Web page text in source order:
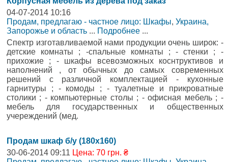
04-07-2014 10:16
Продам, предлагаю - частное лицо: Шкафы, Украина,
Запорожье и область ... Подробнее ...
Спектр изготавливаемой нами продукции очень широк: -
детские комнаты ; -спальные комнаты ; - стенки ; -
прихожие ; - шкафы всевозможных коснтруктивов и
наполнений , от обычных до самых современных
решений с различной комплектацией - кухонные
гарнитуры ; - комоды ; - туалетные и прикроватные
столики ; - компьютерные столы ; - офисная мебель ; -
мебель для государственных и общественных
учереждений (мед.
Продам шкаф б/у (180х160)
30-06-2014 09:11 Цена: 70 грн. ₴